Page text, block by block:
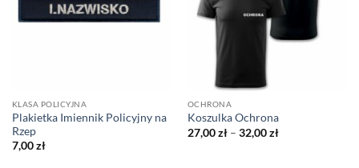
KLASA POLICYJNA
Plakietka Imiennik Policyjny na
Rzep
7,00zł
OCHRONA
Koszulka Ochrona
27,00zł – 32,00złZakres